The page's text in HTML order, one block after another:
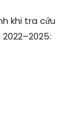
khi tra cứu